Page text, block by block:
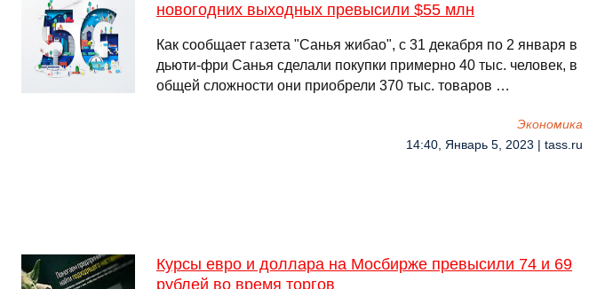
новогодних выходных превысили $55 млн
Как сообщает газета "Санья жибао", с 31 декабря по 2 января в
дьюти-фри Санья сделали покупки примерно 40 тыс. человек, в
общей сложности они приобрели 370 тыс. товаров …
Экономика
14:40, Январь 5, 2023 | tass.ru
Курсы евро и доллара на Мосбирже превысили 74 и 69
рублей во время торгов